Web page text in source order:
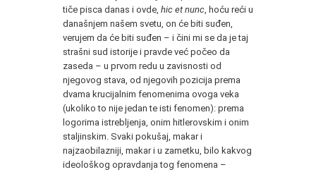
tiče pisca danas i ovde, hic et nunc , hoću reći u
današnjem našem svetu, on će biti suđen,
verujem da će biti suđen – i čini mi se da je taj
strašni sud istorije i pravde već počeo da
zaseda – u prvom redu u zavisnosti od
njegovog stava, od njegovih pozicija prema
dvama krucijalnim fenomenima ovoga veka
(ukoliko to nije jedan te isti fenomen): prema
logorima istrebljenja, onim hitlerovskim i onim
staljinskim. Svaki pokušaj, makar i
najzaobilazniji, makar i u zametku, bilo kakvog
ideološkog opravdanja tog fenomena –